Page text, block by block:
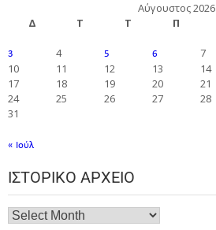
Αύγουστος 2026
Δ
Τ Τ Π
3 4 5 6 7
10
11 12 13 14
17
18 19 20 21
24
25 26 27 28
31
« Ιούλ
ΙΣΤΟΡΙΚΌ ΑΡΧΕΊΟ